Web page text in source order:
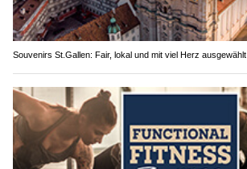
Souvenirs St.Gallen: Fair, lokal und mit viel Herz ausgewählt